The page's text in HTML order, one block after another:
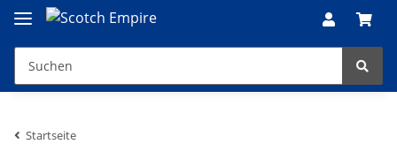
Startseite